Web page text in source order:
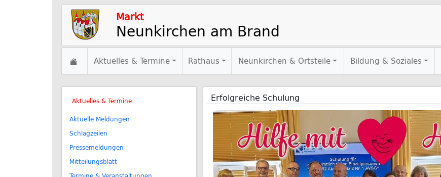
Markt
Neunkirchen am Brand
Aktuelles & Termine Rathaus Neunkirchen & Ortsteile Bildung & Soziales
Aktuelles & Termine
Aktuelle Meldungen
Schlagzeilen
Pressemeldungen
Mitteilungsblatt
Erfolgreiche Schulung